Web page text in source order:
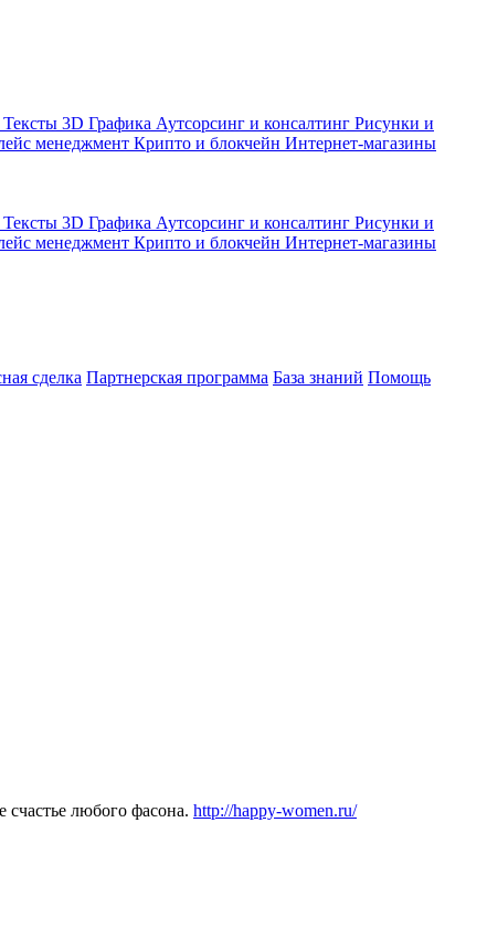
Тексты 3D Графика Аутсорсинг и консалтинг Рисунки и
менеджмент Крипто и блокчейн Интернет-магазины
Тексты 3D Графика Аутсорсинг и консалтинг Рисунки и
менеджмент Крипто и блокчейн Интернет-магазины
сделка Партнерская программа База знаний Помощь
любого фасона. http://happy-women.ru/